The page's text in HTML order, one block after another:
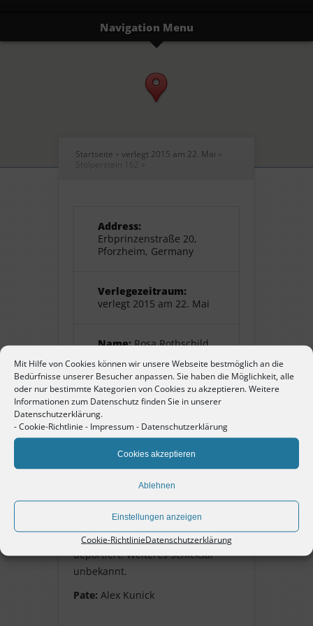
Mit Hilfe von Cookies können wir unsere Webseite bestmöglich an die
Bedürfnisse unserer Besucher anpassen. Sie haben die Möglichkeit, alle
oder nur bestimmte Kategorien von Cookies zu akzeptieren. Weitere
Informationen zum Datenschutz finden Sie in unserer
Datenschutzerklärung.
-Cookie-Richtlinie - Impressum- Datenschutzerklärung
Cookies akzeptieren
Ablehnen
Einstellungen anzeigen
Cookie-RichtlinieDatenschutzerklärung
Navigation Menu
Startseite » verlegt 2015 am 22. Mai »
Stolperstein 162 »
Address:
Erbprinzenstraße 20,
Pforzheim, Germany
Verlegezeitraum:
verlegt 2015 am 22. Mai
Name:Rosa Rothschild
Pate:Alex Kunick
Rosa Rothschild
geborene Adler, geb. 29.
September 1876, Ehefrau von
Eugen Rothschild, Mutter von Max,
Johanna und Martin Rothschild,
am 22. Oktober 1940 nach Gurs
deportiert. Weiteres Schicksal
unbekannt.
Pate: Alex Kunick